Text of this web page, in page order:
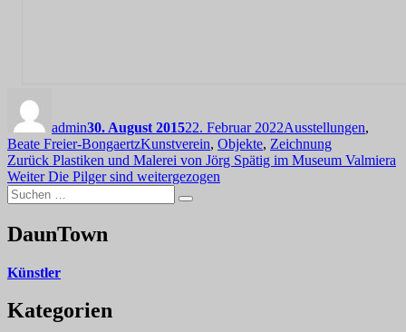
admin30. August 201522. Februar 2022Ausstellungen,
Beate Freier-BongaertzSchlagwörter
Kunstverein, Objekte, Zeichnung
Beitragsnavigation
Zurück Vorheriger
Beitrag:
Plastiken und Malerei von Jörg Spätig im Museum Valmiera
Weiter Nächster
Beitrag:
Die Pilger sind weitergezogen
Suchen
nach:
Suchen
DaunTown
Künstler
Kategorien